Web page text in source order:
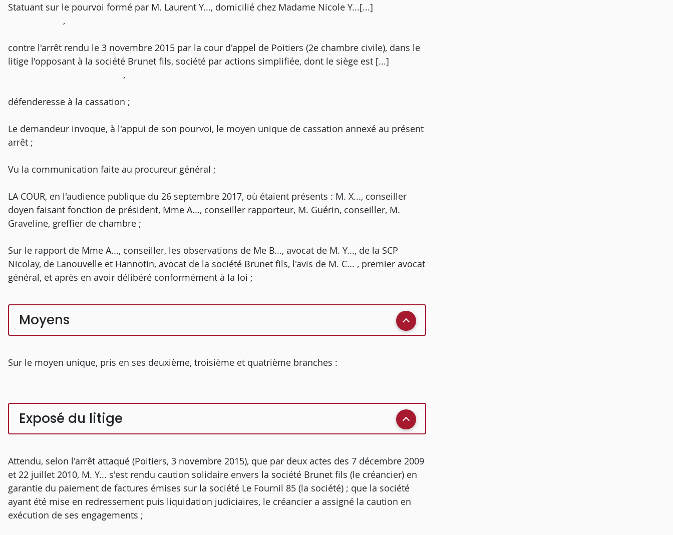
Statuant sur le pourvoi formé par M. Laurent Y..., domicilié chez Madame Nicole Y...[...]
,
contre l'arrêt rendu le 3 novembre 2015 par la cour d'appel de Poitiers (2e chambre civile), dans le
litige l'opposant à la société Brunet fils, société par actions simplifiée, dont le siège est [...]
,
défenderesse à la cassation ;
Le demandeur invoque, à l'appui de son pourvoi, le moyen unique de cassation annexé au présent
arrêt ;
Vu la communication faite au procureur général ;
LA COUR, en l'audience publique du 26 septembre 2017, où étaient présents : M. X..., conseiller
doyen faisant fonction de président, Mme A..., conseiller rapporteur, M. Guérin, conseiller, M.
Graveline, greffier de chambre ;
Sur le rapport de Mme A..., conseiller, les observations de Me B..., avocat de M. Y..., de la SCP
Nicolaÿ, de Lanouvelle et Hannotin, avocat de la société Brunet fils, l'avis de M. C... , premier avocat
général, et après en avoir délibéré conformément à la loi ;
Moyens
Sur le moyen unique, pris en ses deuxième, troisième et quatrième branches :
Exposé du litige
Attendu, selon l'arrêt attaqué (Poitiers, 3 novembre 2015), que par deux actes des 7 décembre 2009
et 22 juillet 2010, M. Y... s'est rendu caution solidaire envers la société Brunet fils (le créancier) en
garantie du paiement de factures émises sur la société Le Fournil 85 (la société) ; que la société
ayant été mise en redressement puis liquidation judiciaires, le créancier a assigné la caution en
exécution de ses engagements ;